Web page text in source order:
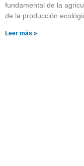
fundamental de la
de la producción
Leer más »